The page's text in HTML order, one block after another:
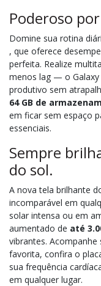
Poderoso
Domine sua rotina
, que oferece
perfeita. Realize
menos lag — o Galaxy
produtivo sem
64 GB de
em ficar sem espaço
essenciais.
Sempre
do sol.
A nova tela brilhante
incomparável em
solar intensa ou em
aumentado de até
vibrantes.
favorita, confira o
sua frequência
em qualquer lugar.